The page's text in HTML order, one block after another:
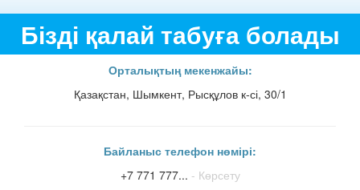
Бізді қалай табуға болады
Орталықтың мекенжайы:
Қазақстан, Шымкент, Рысқұлов к-сі, 30/1
Байланыс телефон нөмірі:
+7 771 777... - Көрсету